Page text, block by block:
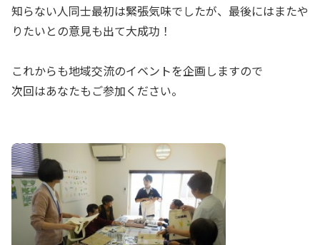
知らない人同士最初は緊張気味でしたが、最後にはまたや
りたいとの意見も出て大成功！
これからも地域交流のイベントを企画しますので
次回はあなたもご参加ください。